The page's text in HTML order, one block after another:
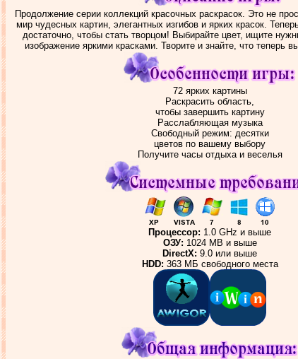
Продолжение серии коллекций красочных раскрасок. Это не
мир чудесных картин, элегантных изгибов и ярких красок.
достаточно, чтобы стать творцом! Выбирайте цвет, ищите
изображение яркими красками. Творите и знайте, что теперь
72 ярких картины
Раскрасить область,
чтобы завершить картину
Расслабляющая музыка
Свободный режим: десятки
цветов по вашему выбору
Получите часы отдыха и веселья
Процессор: 1.0 GHz и выше
ОЗУ: 1024 MB и выше
DirectX: 9.0 или выше
HDD: 363 МБ свободного места